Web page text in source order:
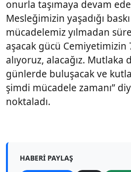
onurla taşımaya devam
Mesleğimizin yaşadığı
mücadelemiz yılmadan
aşacak gücü Cemiyetimizin
alıyoruz, alacağız. Mutlaka
günlerde buluşacak ve
şimdi mücadele zamanı”
noktaladı.
HABERI PAYLAŞ